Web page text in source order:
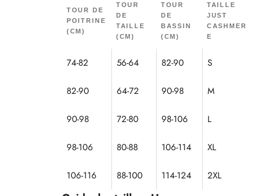
TOUR DE
POITRINE
(CM)
TOUR
DE
TAILLE
(CM)
TOUR
DE
BASSIN
(CM)
TAILLE
JUST
CASHMER
E
74-82 56-64 82-90 S
82-90 64-72 90-98 M
90-98 72-80 98-106 L
98-106 80-88 106-114 XL
106-116 88-100 114-124 2XL